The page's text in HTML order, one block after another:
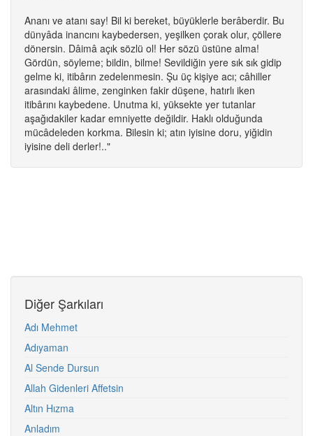
Ananı ve atanı say! Bil ki bereket, büyüklerle berâberdir. Bu
dünyâda inancını kaybedersen, yeşilken çorak olur, çöllere
dönersin. Dâimâ açık sözlü ol! Her sözü üstüne alma!
Gördün, söyleme; bildin, bilme! Sevildiğin yere sık sık gidip
gelme ki, itibârın zedelenmesin. Şu üç kişiye acı; câhiller
arasındaki âlime, zenginken fakir düşene, hatırlı iken
itibârını kaybedene. Unutma ki, yüksekte yer tutanlar
aşağıdakiler kadar emniyette değildir. Haklı olduğunda
mücâdeleden korkma. Bilesin ki; atın iyisine doru, yiğidin
iyisine deli derler!.."
Diğer Şarkıları
Adı Mehmet
Adıyaman
Al Sende Dursun
Allah Gidenleri Affetsin
Altın Hızma
Anladım